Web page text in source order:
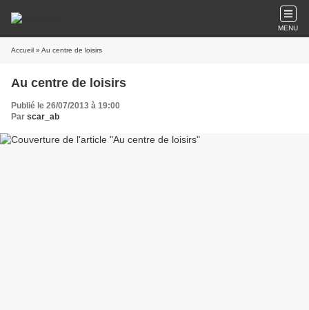
MENU
Accueil » Au centre de loisirs
Au centre de loisirs
Publié le 26/07/2013 à 19:00
Par scar_ab